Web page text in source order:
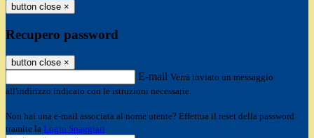
button close ×
Recupero password
button close ×
E-mail Verrà inviato un messaggio
all'indirizzo indicato con le istruzioni necessarie.
Non hai una e-mail associata al nome utente? Effettua il reset della password
tramite la Login Spaggiari